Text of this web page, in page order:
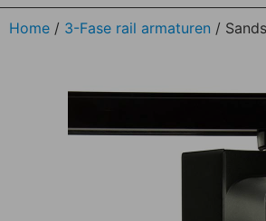
Home / 3-Fase rail armaturen /